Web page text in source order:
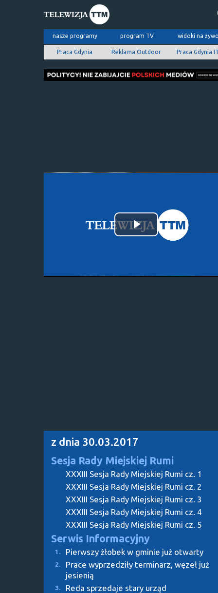
nasze programy program TV widoki na
Praca Gdynia Reklama Outdoor Praca Gdynia
Odtwórz
z dnia 30.03.2017
Sesja Rady Miejskiej Rumi
XXXIII Sesja Rady Miejskiej Rumi cz. 1
XXXIII Sesja Rady Miejskiej Rumi cz. 2
XXXIII Sesja Rady Miejskiej Rumi cz. 3
XXXIII Sesja Rady Miejskiej Rumi cz. 4
XXXIII Sesja Rady Miejskiej Rumi cz. 5
Serwis Informacyjny
1. Pierwszy żłobek w gminie już otwarty
2.
Prace wyprzedziły terminarz, węzeł już
jesienią
3. Reda sprzedaje stary urząd